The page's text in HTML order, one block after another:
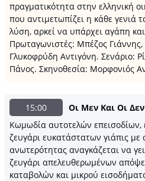
πραγματικότητα στην ελληνική
που αντιμετωπίζει η κάθε γενιά
λύση, αρκεί να υπάρχει αγάπη
Πρωταγωνιστές: Μπέζος
Γλυκοφρύδη Αντιγόνη. Σενάριο:
Πάνος. Σκηνοθεσία: Μορφονιός
15:00
Οι Μεν Και Οι Δεν
Κωμωδία αυτοτελών
ζευγάρι ευκατάστατων γιάπις
ανωτερότητας αναγκάζεται να
ζευγάρι απελευθερωμένων
καταβολών και μικρού